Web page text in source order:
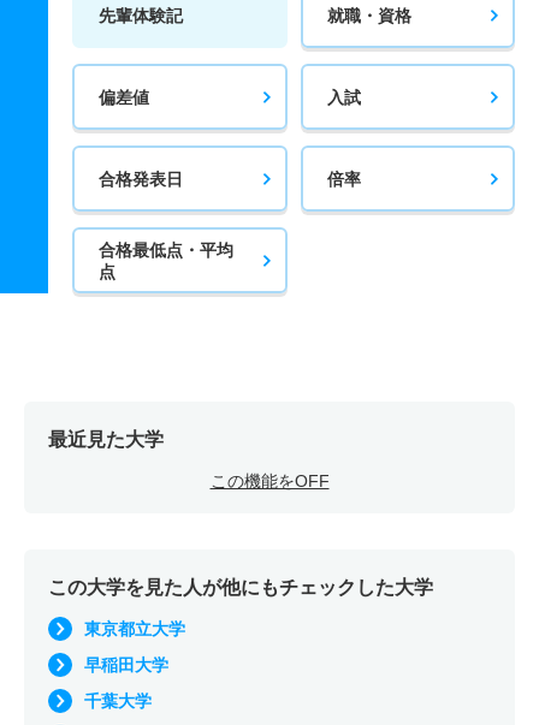
先輩体験記 就職・資格
偏差値 入試
合格発表日 倍率
合格最低点・平均
点
最近見た大学
この機能をOFF
この大学を見た人が他にもチェックした大学
東京都立大学
早稲田大学
千葉大学